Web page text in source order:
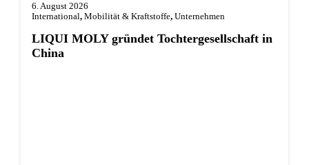
6. August 2026
International, Mobilität & Kraftstoffe, Unternehmen
LIQUI MOLY gründet Tochterge­sellschaft in
China